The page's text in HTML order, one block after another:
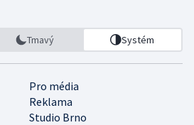
Tmavý Systém
Pro média
Reklama
Studio Brno